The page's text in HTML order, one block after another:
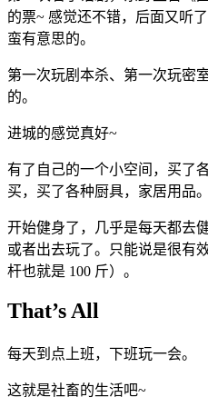
的票~ 感觉还不错，后面又听
蛮有意思的。
第一次玩剧本杀、第一次玩密
的。
进城的感觉真好~
有了自己的一个小空间，买了
买，买了各种厨具，家居用品。
开始健身了，几乎是每天都去
或者出去玩了。只能说是很有
杆也就是 100 斤）。
That’s All
每天到点上班，下班玩一会。
这就是社畜的生活吧~